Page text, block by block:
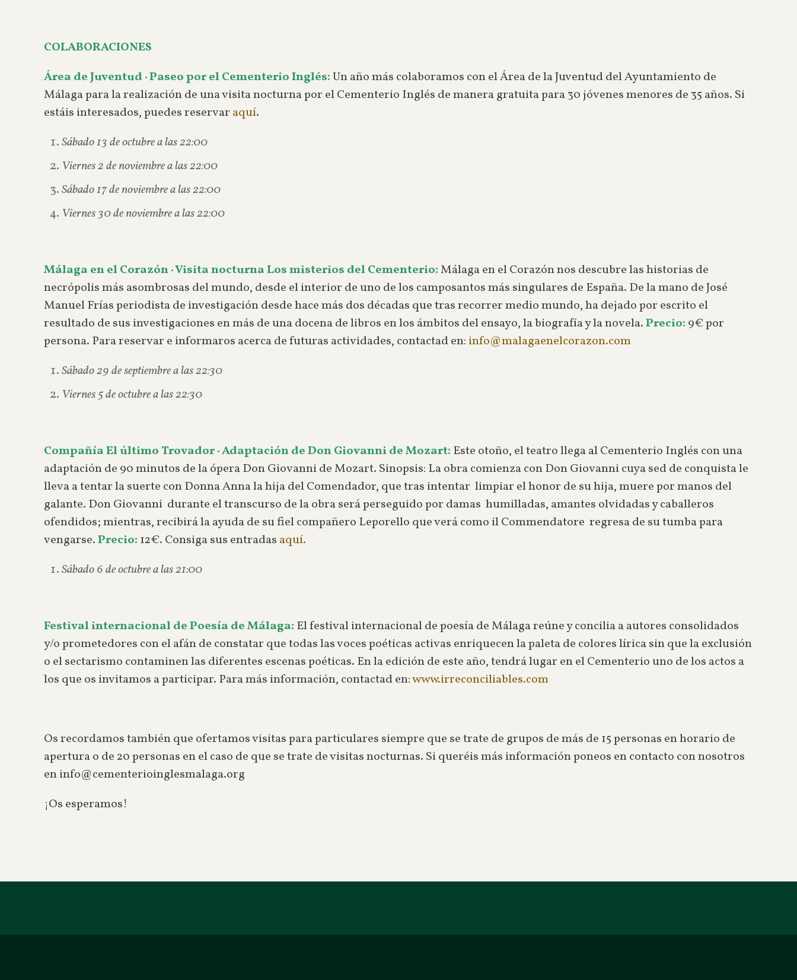
COLABORACIONES
Área de Juventud · Paseo por el Cementerio Inglés:Un año más colaboramos con el Área de la Juventud del Ayuntamiento de
Málaga para la realización de una visita nocturna por el Cementerio Inglés de manera gratuita para 30 jóvenes menores de 35 años. Si
estáis interesados, puedes reservar aquí.
Sábado 13 de octubre a las 22:00
Viernes 2 de noviembre a las 22:00
Sábado 17 de noviembre a las 22:00
Viernes 30 de noviembre a las 22:00
Málaga en el Corazón · Visita nocturna Los misterios del Cementerio:Málaga en el Corazón nos descubre las historias de
necrópolis más asombrosas del mundo, desde el interior de uno de los camposantos más singulares de España. De la mano de José
Manuel Frías periodista de investigación desde hace más dos décadas que tras recorrer medio mundo, ha dejado por escrito el
resultado de sus investigaciones en más de una docena de libros en los ámbitos del ensayo, la biografía y la novela.Precio: 9€ por
persona. Para reservar e informaros acerca de futuras actividades, contactad en: info@malagaenelcorazon.com
Sábado 29 de septiembre a las 22:30
Viernes 5 de octubre a las 22:30
Compañía El último Trovador · Adaptación de Don Giovanni de Mozart: Este otoño, el teatro llega al Cementerio Inglés con una
adaptación de 90 minutos de la ópera Don Giovanni de Mozart. Sinopsis: La obra comienza con Don Giovanni cuya sed de conquista le
lleva a tentar la suerte con Donna Anna la hija del Comendador, que tras intentar limpiar el honor de su hija, muere por manos del
galante. Don Giovanni durante el transcurso de la obra será perseguido por damas humilladas, amantes olvidadas y caballeros
ofendidos; mientras, recibirá la ayuda de su fiel compañero Leporello que verá como il Commendatore regresa de su tumba para
vengarse.Precio: 12€. Consiga sus entradas aquí.
Sábado 6 de octubre a las 21:00
Festival internacional de Poesía de Málaga: El festival internacional de poesía de Málaga reúne y concilia a autores consolidados
y/o prometedores con el afán de constatar que todas las voces poéticas activas enriquecen la paleta de colores lírica sin que la exclusión
o el sectarismo contaminen las diferentes escenas poéticas. En la edición de este año, tendrá lugar en el Cementerio uno de los actos a
los que os invitamos a participar. Para más información, contactad en:www.irreconciliables.com
Os recordamos también que ofertamos visitas para particulares siempre que se trate de grupos de más de 15 personas en horario de
apertura o de 20 personas en el caso de que se trate de visitas nocturnas. Si queréis más información poneos en contacto con nosotros
en info@cementerioinglesmalaga.org
¡Os esperamos!